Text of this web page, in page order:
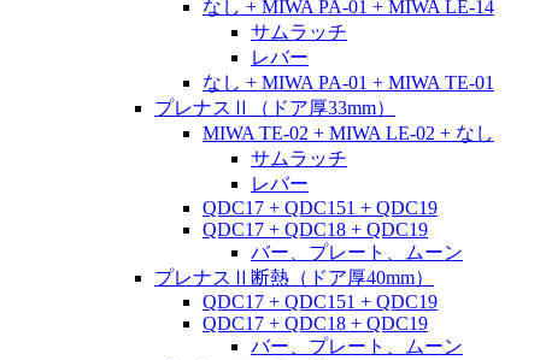
なし + MIWA PA-01 + MIWA LE-14
サムラッチ
レバー
なし + MIWA PA-01 + MIWA TE-01
プレナスⅡ（ドア厚33mm）
MIWA TE-02 + MIWA LE-02 + なし
サムラッチ
レバー
QDC17 + QDC151 + QDC19
QDC17 + QDC18 + QDC19
バー、プレート、ムーン
プレナスⅡ断熱（ドア厚40mm）
QDC17 + QDC151 + QDC19
QDC17 + QDC18 + QDC19
バー、プレート、ムーン